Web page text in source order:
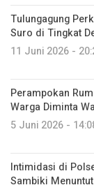
Tulungagung
Suro di Tingkat
11 Juni 2026 -
Perampokan
Warga Diminta
5 Juni 2026 -
Intimidasi di
Sambiki